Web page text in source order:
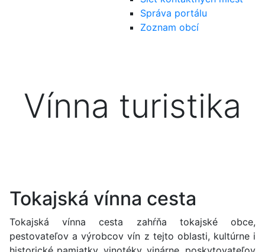
Správa portálu
Zoznam obcí
Vínna turistika
Tokajská vínna cesta
Tokajská vínna cesta zahŕňa tokajské obce,
pestovateľov a výrobcov vín z tejto oblasti, kultúrne i